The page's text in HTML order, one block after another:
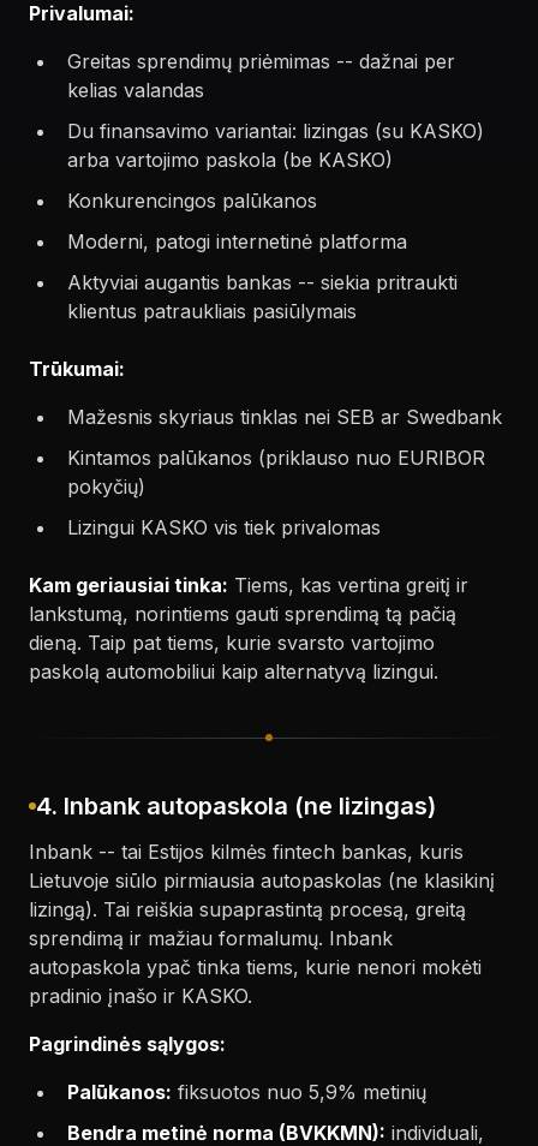
Privalumai:
Greitas sprendimų priėmimas -- dažnai per
kelias valandas
Du finansavimo variantai: lizingas (su KASKO)
arba vartojimo paskola (be KASKO)
Konkurencingos palūkanos
Moderni, patogi internetinė platforma
Aktyviai augantis bankas -- siekia pritraukti
klientus patraukliais pasiūlymais
Trūkumai:
Mažesnis skyriaus tinklas nei SEB ar Swedbank
Kintamos palūkanos (priklauso nuo EURIBOR
pokyčių)
Lizingui KASKO vis tiek privalomas
Kam geriausiai tinka: Tiems, kas vertina greitį ir
lankstumą, norintiems gauti sprendimą tą pačią
dieną. Taip pat tiems, kurie svarsto vartojimo
paskolą automobiliui kaip alternatyvą lizingui.
4. Inbank autopaskola (ne lizingas)
Inbank -- tai Estijos kilmės fintech bankas, kuris
Lietuvoje siūlo pirmiausia autopaskolas (ne klasikinį
lizingą). Tai reiškia supaprastintą procesą, greitą
sprendimą ir mažiau formalumų. Inbank
autopaskola ypač tinka tiems, kurie nenori mokėti
pradinio įnašo ir KASKO.
Pagrindinės sąlygos:
Palūkanos: fiksuotos nuo 5,9% metinių
Bendra metinė norma (BVKKMN): individuali,